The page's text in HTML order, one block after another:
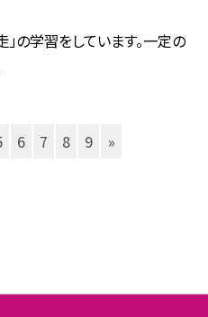
の学習をしています。一定の
6 7 8 9 »